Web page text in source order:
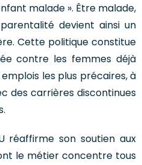
malade ». Être malade,
devient ainsi un
Cette politique constitue
contre les femmes déjà
les plus précaires, à
des carrières discontinues
réaffirme son soutien aux
le métier concentre tous